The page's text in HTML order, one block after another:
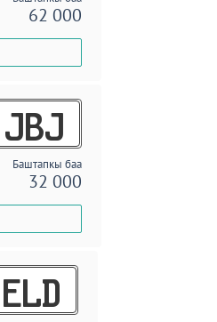
62 000
JBJ
Баштапкы баа
32 000
ELD